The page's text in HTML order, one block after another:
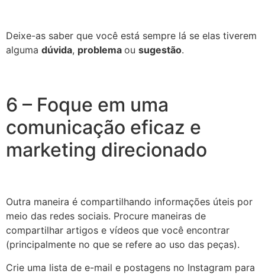
Deixe-as saber que você está sempre lá se elas tiverem
alguma dúvida, problema ou sugestão.
6 – Foque em uma
comunicação eficaz e
marketing direcionado
Outra maneira é compartilhando informações úteis por
meio das redes sociais. Procure maneiras de
compartilhar artigos e vídeos que você encontrar
(principalmente no que se refere ao uso das peças).
Crie uma lista de e-mail e postagens no Instagram para